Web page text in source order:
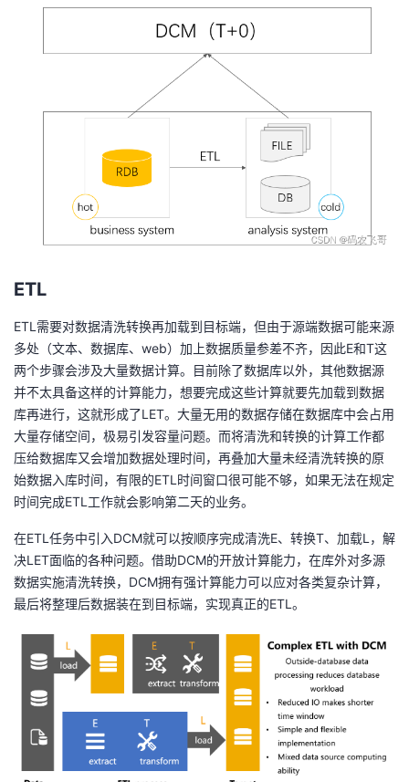
ETL
ETL需要对数据清洗转换再加载到目标端，但由于源端数据可能来源
多处（文本、数据库、web）加上数据质量参差不齐，因此E和T这
两个步骤会涉及大量数据计算。目前除了数据库以外，其他数据源
并不太具备这样的计算能力，想要完成这些计算就要先加载到数据
库再进行，这就形成了LET。大量无用的数据存储在数据库中会占用
大量存储空间，极易引发容量问题。而将清洗和转换的计算工作都
压给数据库又会增加数据处理时间，再叠加大量未经清洗转换的原
始数据入库时间，有限的ETL时间窗口很可能不够，如果无法在规定
时间完成ETL工作就会影响第二天的业务。
在ETL任务中引入DCM就可以按顺序完成清洗E、转换T、加载L，解
决LET面临的各种问题。借助DCM的开放计算能力，在库外对多源
数据实施清洗转换，DCM拥有强计算能力可以应对各类复杂计算，
最后将整理后数据装在到目标端，实现真正的ETL。